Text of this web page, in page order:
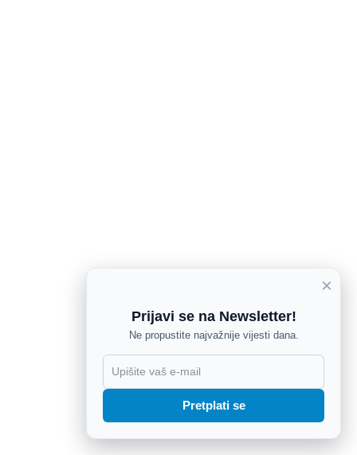
×
Prijavi se na Newsletter!
Ne propustite najvažnije vijesti dana.
Pretplati se